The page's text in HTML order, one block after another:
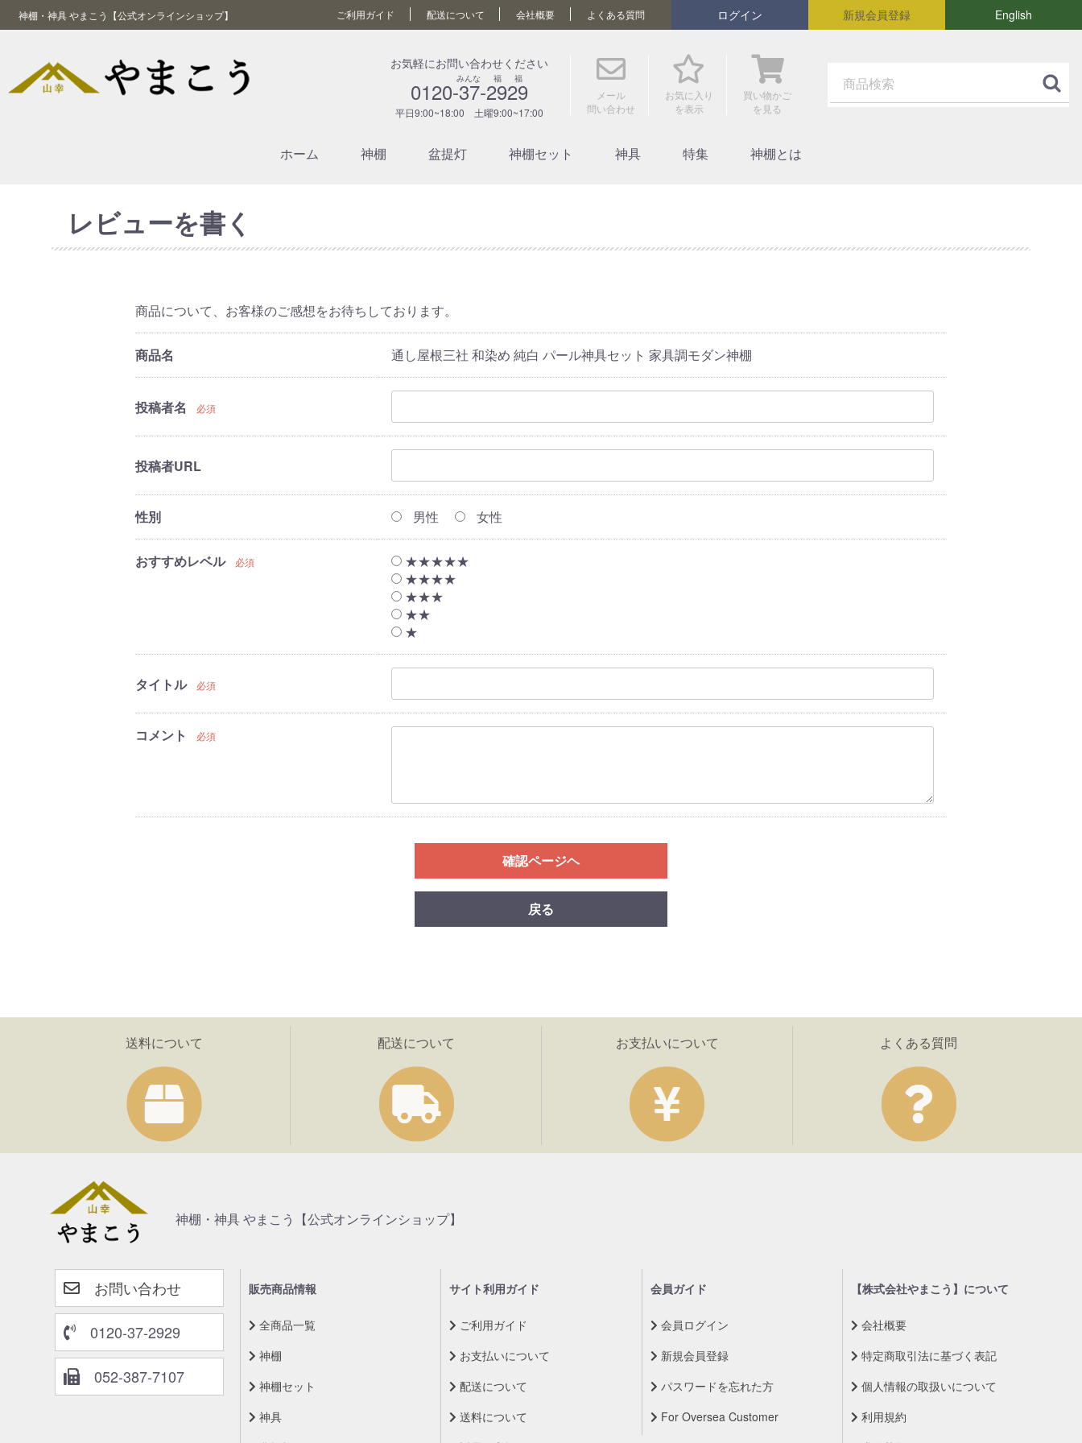
神棚・神具 やまこう【公式オンラインショップ】 English
新規会員登録
ログイン
ご利用ガイド 配送について 会社概要 よくある質問
メール
問い合わせ
お気に入り
を表示
買い物かご
を見る
お気軽にお問い合わせください
みんな 福 福
0120-37-2929
平日9:00~18:00 土曜9:00~17:00
ホーム 神棚 盆提灯 神棚セット 神具 特集 神棚とは
レビューを書く
商品について、お客様のご感想をお待ちしております。
商品名 通し屋根三社 和染め 純白 パール神具セット 家具調モダン神棚
投稿者名 必須
投稿者URL
性別 男性 女性
おすすめレベル 必須
★★★★★
★★★★
★★★
★★
★
タイトル 必須
コメント 必須
確認ページヘ
戻る
送料について 配送について お支払いについて よくある質問
神棚・神具 やまこう【公式オンラインショップ】
お問い合わせ
0120-37-2929
052-387-7107
販売商品情報
全商品一覧
神棚
神棚セット
神具
サイト利用ガイド
ご利用ガイド
お支払いについて
配送について
送料について
会員ガイド
会員ログイン
新規会員登録
パスワードを忘れた方
For Oversea Customer
【株式会社やまこう】について
会社概要
特定商取引法に基づく表記
個人情報の取扱いについて
利用規約